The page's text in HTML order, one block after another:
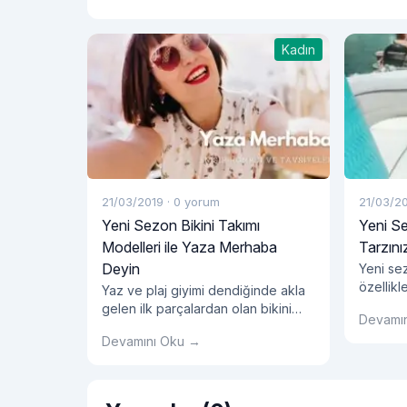
Kadın
21/03/2019 · 0 yorum
Yeni Sezon Bikini Takımı
Modelleri ile Yaza Merhaba
Deyin
Yaz ve plaj giyimi dendiğinde akla
gelen ilk parçalardan olan bikini
kadınların öncelikli tercihleri
bikini modelleri de özellikle kadın
Devamını Oku →
21/03/
Yeni
Yeni
ürünler